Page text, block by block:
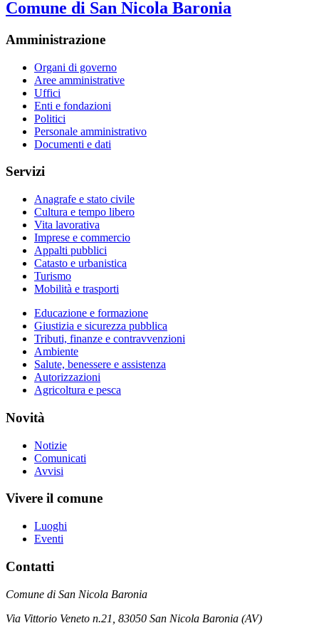
Comune di San Nicola Baronia
Amministrazione
Organi di governo
Aree amministrative
Uffici
Enti e fondazioni
Politici
Personale amministrativo
Documenti e dati
Servizi
Anagrafe e stato civile
Cultura e tempo libero
Vita lavorativa
Imprese e commercio
Appalti pubblici
Catasto e urbanistica
Turismo
Mobilità e trasporti
Educazione e formazione
Giustizia e sicurezza pubblica
Tributi, finanze e contravvenzioni
Ambiente
Salute, benessere e assistenza
Autorizzazioni
Agricoltura e pesca
Novità
Notizie
Comunicati
Avvisi
Vivere il comune
Luoghi
Eventi
Contatti
Comune di San Nicola Baronia
Via Vittorio Veneto n.21, 83050 San Nicola Baronia (AV)